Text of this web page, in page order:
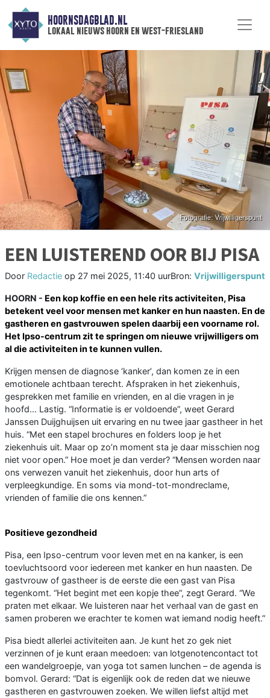
HOORNSDAGBLAD.NL
lokaal nieuws hoorn en west-friesland
EEN LUISTEREND OOR BIJ PISA
Door Redactie op 27 mei 2025, 11:40 uurBron: Vrijwilligerspunt
HOORN - Een kop koffie en een hele rits activiteiten, Pisa
betekent veel voor mensen met kanker en hun naasten. En de
gastheren en gastvrouwen spelen daarbij een voorname rol.
Het Ipso-centrum zit te springen om nieuwe vrijwilligers om
al die activiteiten in te kunnen vullen.
Krijgen mensen de diagnose ‘kanker’, dan komen ze in een
emotionele achtbaan terecht. Afspraken in het ziekenhuis,
gesprekken met familie en vrienden, en al die vragen in je
hoofd… Lastig. “Informatie is er voldoende”, weet Gerard
Janssen Duijghuijsen uit ervaring en nu twee jaar gastheer in het
huis. “Met een stapel brochures en folders loop je het
ziekenhuis uit. Maar op zo’n moment sta je daar misschien nog
niet voor open.” Hoe moet je dan verder? “Mensen worden naar
ons verwezen vanuit het ziekenhuis, door hun arts of
verpleegkundige. En soms via mond-tot-mondreclame,
vrienden of familie die ons kennen.”
Positieve gezondheid
Pisa, een Ipso-centrum voor leven met en na kanker, is een
toevluchtsoord voor iedereen met kanker en hun naasten. De
gastvrouw of gastheer is de eerste die een gast van Pisa
tegenkomt. “Het begint met een kopje thee”, zegt Gerard. “We
praten met elkaar. We luisteren naar het verhaal van de gast en
samen proberen we erachter te komen wat iemand nodig heeft.”
Pisa biedt allerlei activiteiten aan. Je kunt het zo gek niet
verzinnen of je kunt eraan meedoen: van lotgenotencontact tot
een wandelgroepje, van yoga tot samen lunchen – de agenda is
bomvol. Gerard: “Dat is eigenlijk ook de reden dat we nieuwe
gastheren en gastvrouwen zoeken. We willen liefst altijd met